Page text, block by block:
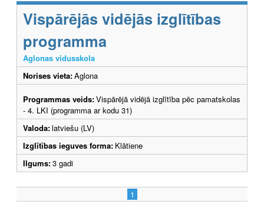
Vispārējās vidējās izglītības
programma
Aglonas vidusskola
Norises vieta:Aglona
Programmas veids:Vispārējā vidējā izglītība pēc pamatskolas
- 4. LKI (programma ar kodu 31)
Valoda:latviešu (LV)
Izglītības ieguves forma: Klātiene
Ilgums:3 gadi
1